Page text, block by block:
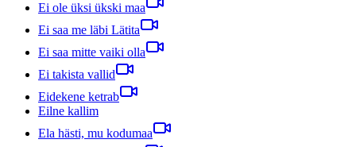
Ei ole üksi ükski maa
Ei saa me läbi Lätita
Ei saa mitte vaiki olla
Ei takista vallid
Eidekene ketrab
Eilne kallim
Ela hästi, mu kodumaa